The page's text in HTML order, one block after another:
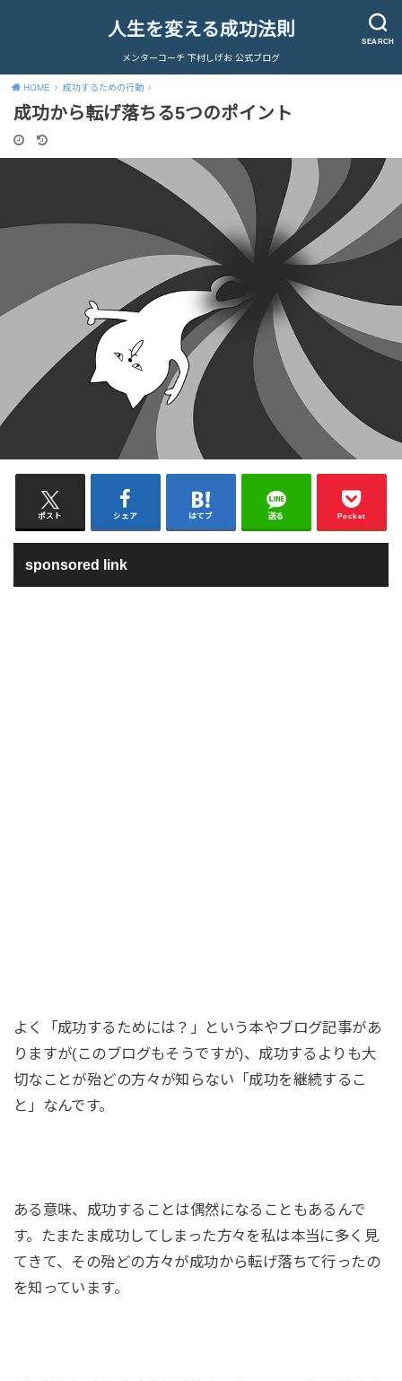
SEARCH
人生を変える成功法則
メンターコーチ 下村しげお 公式ブログ
HOME 成功するための行動
成功から転げ落ちる5つのポイント
ポスト シェア はてブ 送る Pocket
sponsored link
よく「成功するためには？」という本やブログ記事があ
りますが(このブログもそうですが)、成功するよりも大
切なことが殆どの方々が知らない「成功を継続するこ
と」なんです。
ある意味、成功することは偶然になることもあるんで
す。たまたま成功してしまった方々を私は本当に多く見
てきて、その殆どの方々が成功から転げ落ちて行ったの
を知っています。